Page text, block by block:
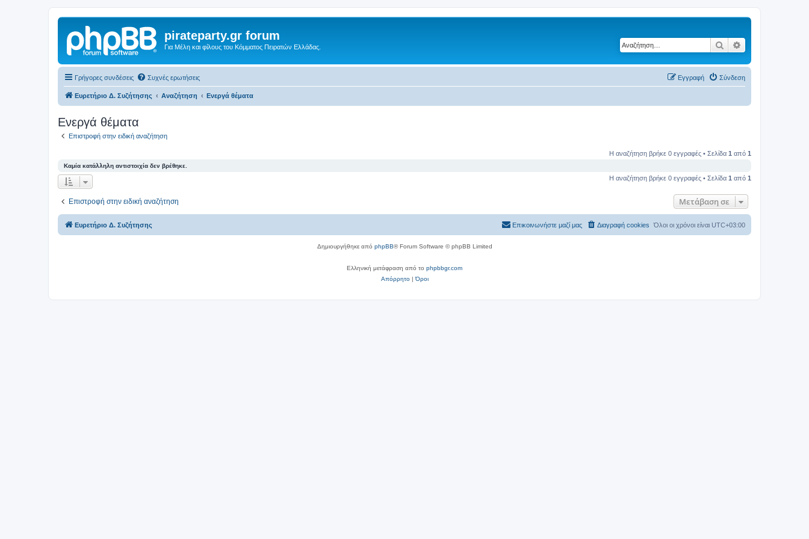
pirateparty.gr forum
Για Μέλη και φίλους του Κόμματος Πειρατών Ελλάδας. Αναζήτηση
Γρήγορες συνδέσεις Συχνές ερωτήσεις Σύνδεση
Εγγραφή
Ευρετήριο Δ. Συζήτησης Αναζήτηση Ενεργά θέματα
Ενεργά θέματα
Επιστροφή στην ειδική αναζήτηση
Η αναζήτηση βρήκε 0 εγγραφές • Σελίδα 1 από 1
Καμία κατάλληλη αντιστοιχία δεν βρέθηκε.
Η αναζήτηση βρήκε 0 εγγραφές • Σελίδα 1 από 1
Επιστροφή στην ειδική αναζήτηση Μετάβαση σε
Ευρετήριο Δ. Συζήτησης Όλοι οι χρόνοι είναι UTC+03:00
Διαγραφή cookies
Επικοινωνήστε μαζί μας
Δημιουργήθηκε από phpBB® Forum Software © phpBB Limited
Ελληνική μετάφραση από το phpbbgr.com
Απόρρητο|Όροι